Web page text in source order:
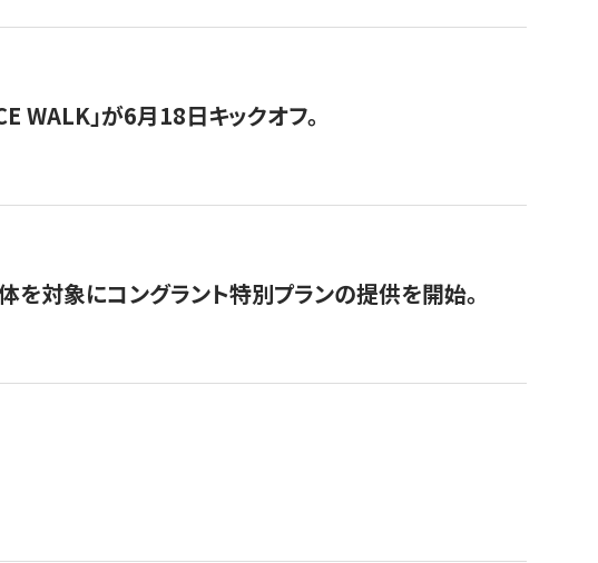
WALK」が6月18日キックオフ。
対象にコングラント特別プランの提供を開始。